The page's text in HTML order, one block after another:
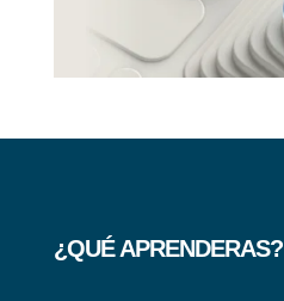
¿QUÉ APRENDERAS?